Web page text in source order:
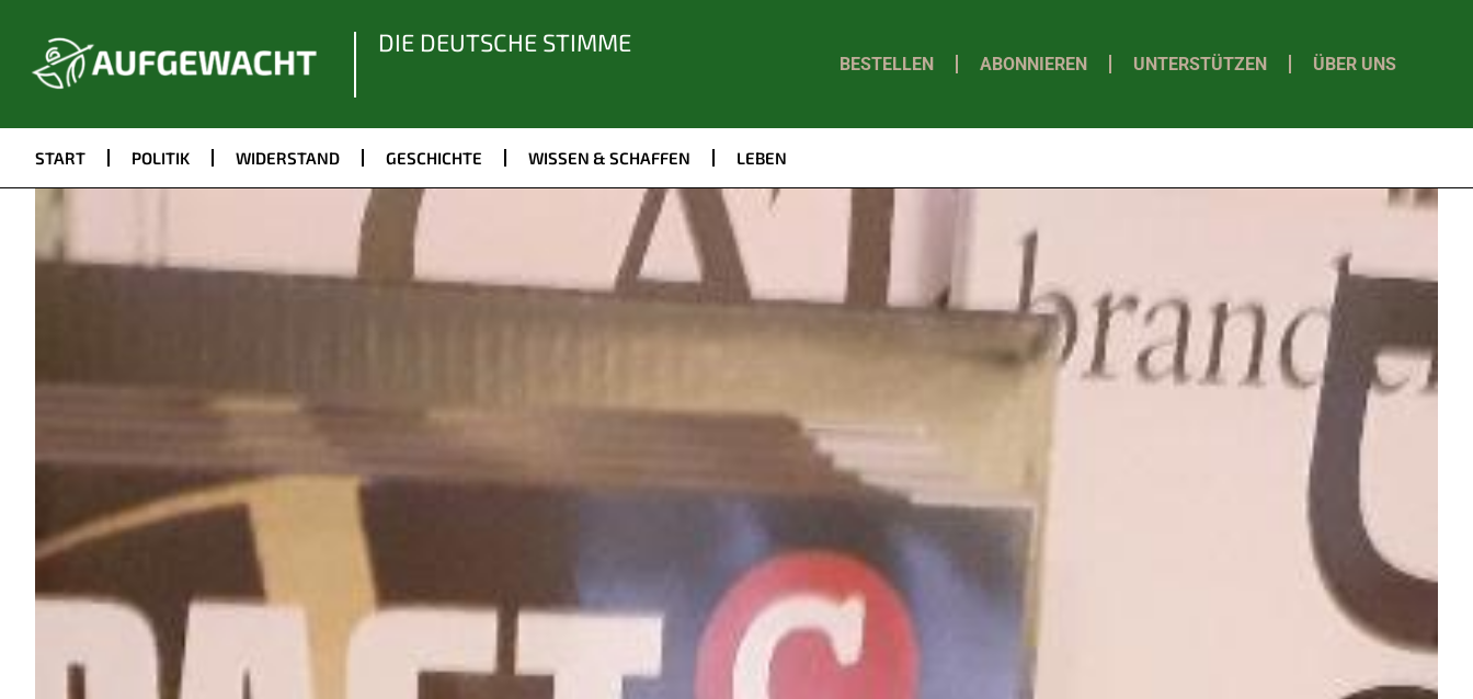
DIE DEUTSCHE STIMME
BESTELLEN ABONNIEREN UNTERSTÜTZEN ÜBER UNS
START POLITIK WIDERSTAND GESCHICHTE WISSEN & SCHAFFEN LEBEN